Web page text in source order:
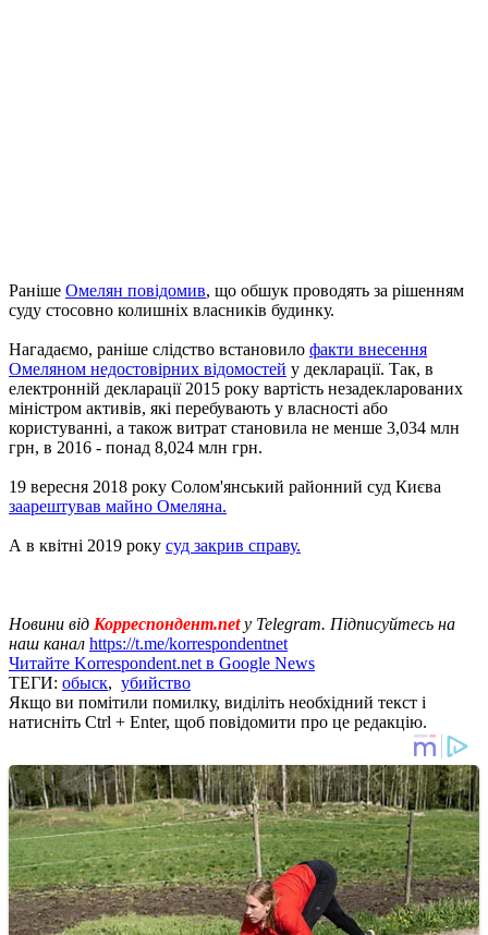
Раніше Омелян повідомив, що обшук проводять за рішенням
суду стосовно колишніх власників будинку.
Нагадаємо, раніше слідство встановило факти внесення
Омеляном недостовірних відомостей у декларації. Так, в
електронній декларації 2015 року вартість незадекларованих
міністром активів, які перебувають у власності або
користуванні, а також витрат становила не менше 3,034 млн
грн, в 2016 - понад 8,024 млн грн.
19 вересня 2018 року Солом'янський районний суд Києва
заарештував майно Омеляна.
А в квітні 2019 року суд закрив справу.
Новини від Корреспондент.net у Telegram. Підписуйтесь на
наш канал https://t.me/korrespondentnet
Читайте Korrespondent.net в Google News
ТЕГИ: обыск, убийство
Якщо ви помітили помилку, виділіть необхідний текст і
натисніть Ctrl + Enter, щоб повідомити про це редакцію.